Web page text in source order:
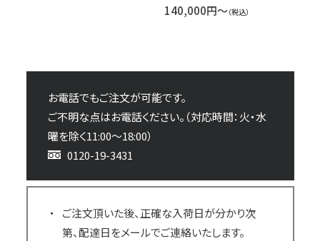
140,000円～（税込）
お電話でもご注文が可能です。
ご不明な点はお電話ください。（対応時間：火・水
曜を除く11:00～18:00）
0120-19-3431
ご注文頂いた後、正確な入荷日が分かり次
第、配達日をメールでご連絡いたします。